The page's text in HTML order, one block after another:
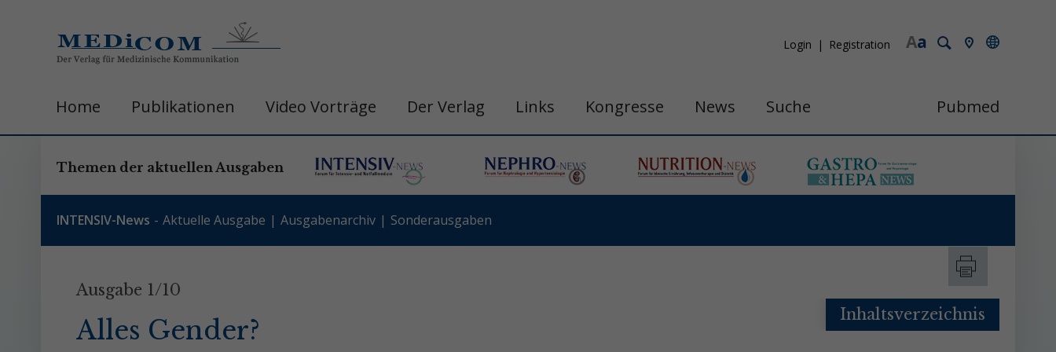
a
A
Login Registration
Home Publikationen Video Vorträge Der Verlag Links Kongresse News Suche Pubmed
Themen der aktuellen Ausgaben
INTENSIV-News Aktuelle Ausgabe Ausgabenarchiv Sonderausgaben
Ausgabe 1/10
Alles Gender? Inhaltsverzeichnis